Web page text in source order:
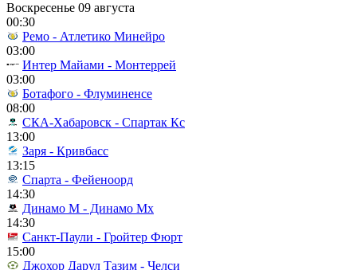
Воскресенье 09 августа
00:30
Ремо - Атлетико Минейро
03:00
Интер Майами - Монтеррей
03:00
Ботафого - Флуминенсе
08:00
СКА-Хабаровск - Спартак Кс
13:00
Заря - Кривбасс
13:15
Спарта - Фейеноорд
14:30
Динамо М - Динамо Мх
14:30
Санкт-Паули - Гройтер Фюрт
15:00
Джохор Дарул Тазим - Челси